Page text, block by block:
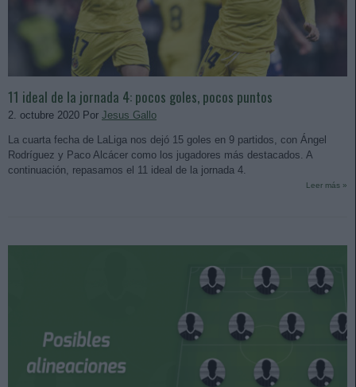
11 ideal de la jornada 4: pocos goles, pocos puntos
2. octubre 2020 Por Jesus Gallo
La cuarta fecha de LaLiga nos dejó 15 goles en 9 partidos, con Ángel
Rodríguez y Paco Alcácer como los jugadores más destacados. A
continuación, repasamos el 11 ideal de la jornada 4.
Leer más »